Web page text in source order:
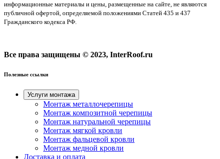
информационные материалы и цены, размещенные на сайте, не являются
публичной офертой, определяемой положениями Статей 435 и 437
Гражданского кодекса РФ.
Все права защищены © 2023, InterRoof.ru
Полезные ссылки
Услуги монтажа
Монтаж металлочерепицы
Монтаж композитной черепицы
Монтаж натуральной черепицы
Монтаж мягкой кровли
Монтаж фальцевой кровли
Монтаж медной кровли
Доставка и оплата